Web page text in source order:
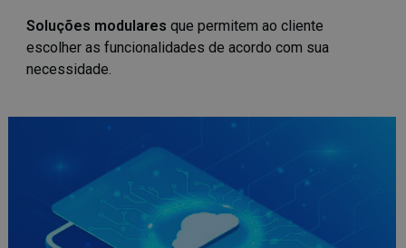
Soluções modulares que permitem ao cliente
escolher as funcionalidades de acordo com sua
necessidade.